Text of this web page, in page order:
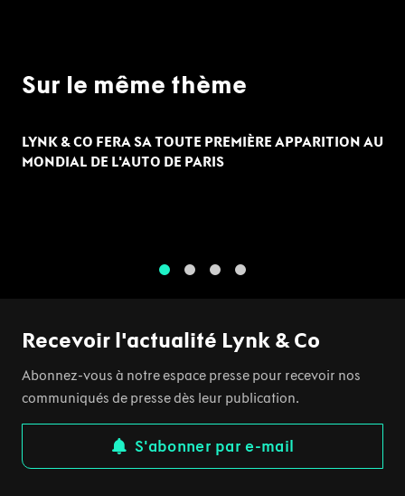
Sur le même thème
LYNK & CO FERA SA TOUTE PREMIÈRE APPARITION AU
MONDIAL DE L'AUTO DE PARIS
Recevoir l'actualité Lynk & Co
Abonnez-vous à notre espace presse pour recevoir nos
communiqués de presse dès leur publication.
S'abonner par e-mail